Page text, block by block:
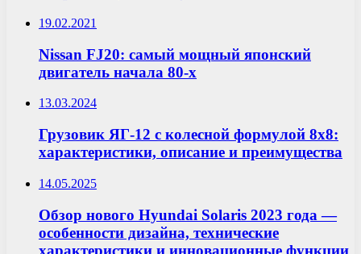
19.02.2021
Nissan FJ20: самый мощный японский
двигатель начала 80-х
13.03.2024
Грузовик ЯГ-12 с колесной формулой 8х8:
характеристики, описание и преимущества
14.05.2025
Обзор нового Hyundai Solaris 2023 года —
особенности дизайна, технические
характеристики и инновационные функции